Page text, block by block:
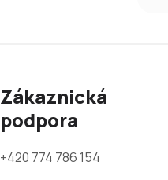
Zákaznická
podpora
+420 774 786 154